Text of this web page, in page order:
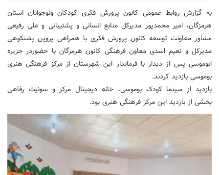
به گزارش روابط عمومی کانون پرورش فکری کودکان ونوجوانان استان
هرمزگان، امیر محمدپور مدیرکل منابع انسانی و پشتیبانی و علی رفیعی
مشاور معاونت توسعه کانون پرورش فکری با همراهی پروین پشتکوهی
مدیرکل و نعیم اسدی معاون فرهنگی کانون هرمزگان با حضوردر جزیره
ابوموسی پس از دیدار با فرماندار این شهرستان از مرکز فرهنگی هنری
بوموسی بازدید کردند.
بازدید از سینما کودک بوموسی، خانه دیجیتال مرکز و سوئیت رفاهی
بخشی از بازدید این مرکز فرهنگی هنری بود.